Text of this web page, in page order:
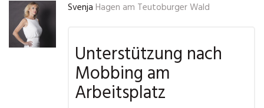
Svenja Hagen am Teutoburger Wald
Unterstützung nach
Mobbing am
Arbeitsplatz